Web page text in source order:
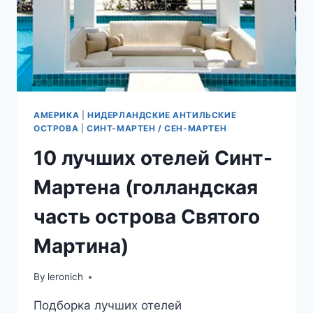
АМЕРИКА
НИДЕРЛАНДСКИЕ АНТИЛЬСКИЕ
ОСТРОВА
СИНТ-МАРТЕН / СЕН-МАРТЕН
10 лучших отелей Синт-
Мартена (голландская
часть острова Святого
Мартина)
By leronich
Подборка лучших отелей